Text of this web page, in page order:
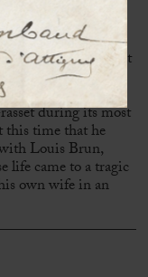
Croix de guerre.
present letter, it
his death—that
of the
during its most
this time that he
Louis Brun,
life came to a tragic
own wife in an